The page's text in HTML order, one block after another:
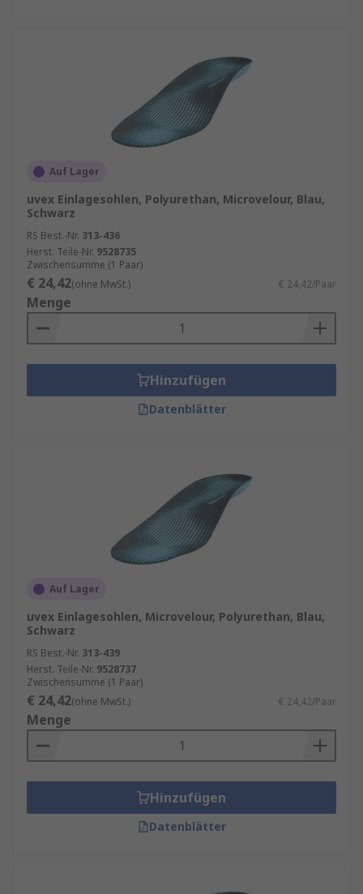
Auf Lager
uvex Einlagesohlen, Polyurethan, Microvelour, Blau,
Schwarz
RS Best.-Nr. 313-436
Herst. Teile-Nr. 9528735
Zwischensumme (1 Paar)
€ 24,42(ohne MwSt.) € 24,42/Paar
Menge
Hinzufügen
Datenblätter
Auf Lager
uvex Einlagesohlen, Microvelour, Polyurethan, Blau,
Schwarz
RS Best.-Nr. 313-439
Herst. Teile-Nr. 9528737
Zwischensumme (1 Paar)
€ 24,42(ohne MwSt.) € 24,42/Paar
Menge
Hinzufügen
Datenblätter